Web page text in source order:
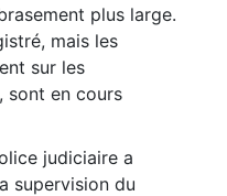
plus large.
mais les
sur les
sont en cours
judiciaire a
supervision du